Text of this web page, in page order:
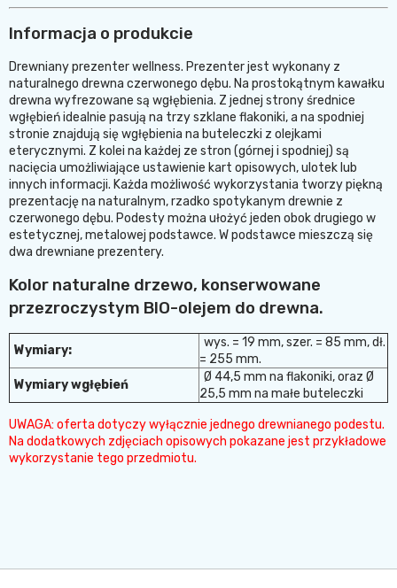
Informacja o produkcie
Drewniany prezenter wellness. Prezenter jest wykonany z
naturalnego drewna czerwonego dębu. Na prostokątnym kawałku
drewna wyfrezowane są wgłębienia. Z jednej strony średnice
wgłębień idealnie pasują na trzy szklane flakoniki, a na spodniej
stronie znajdują się wgłębienia na buteleczki z olejkami
eterycznymi. Z kolei na każdej ze stron (górnej i spodniej) są
nacięcia umożliwiające ustawienie kart opisowych, ulotek lub
innych informacji. Każda możliwość wykorzystania tworzy piękną
prezentację na naturalnym, rzadko spotykanym drewnie z
czerwonego dębu. Podesty można ułożyć jeden obok drugiego w
estetycznej, metalowej podstawce. W podstawce mieszczą się
dwa drewniane prezentery.
Kolor naturalne drzewo, konserwowane
przezroczystym BIO-olejem do drewna.
Wymiary:
wys. = 19 mm, szer. = 85 mm, dł.
= 255 mm.
Wymiary wgłębień
Ø 44,5 mm na flakoniki, oraz Ø
25,5 mm na małe buteleczki
UWAGA: oferta dotyczy wyłącznie jednego drewnianego podestu.
Na dodatkowych zdjęciach opisowych pokazane jest przykładowe
wykorzystanie tego przedmiotu.